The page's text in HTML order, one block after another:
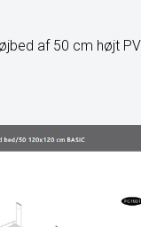
af 50 cm højt